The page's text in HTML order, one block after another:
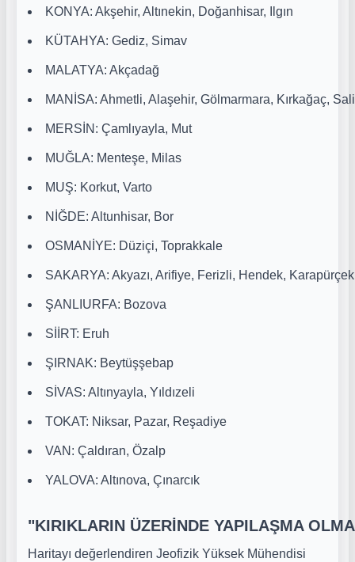
KONYA: Akşehir, Altınekin, Doğanhisar, Ilgın
KÜTAHYA: Gediz, Simav
MALATYA: Akçadağ
MANİSA: Ahmetli, Alaşehir, Gölmarmara, Kırkağaç,
MERSİN: Çamlıyayla, Mut
MUĞLA: Menteşe, Milas
MUŞ: Korkut, Varto
NİĞDE: Altunhisar, Bor
OSMANİYE: Düziçi, Toprakkale
SAKARYA: Akyazı, Arifiye, Ferizli, Hendek,
ŞANLIURFA: Bozova
SİİRT: Eruh
ŞIRNAK: Beytüşşebap
SİVAS: Altınyayla, Yıldızeli
TOKAT: Niksar, Pazar, Reşadiye
VAN: Çaldıran, Özalp
YALOVA: Altınova, Çınarcık
"KIRIKLARIN ÜZERİNDE YAPILAŞMA
Haritayı değerlendiren Jeofizik Yüksek Mühendisi